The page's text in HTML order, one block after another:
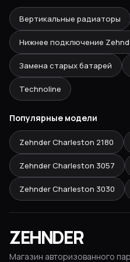
Вертикальные радиаторы
Нижнее подключение
Замена старых батарей
Technoline
Популярные модели
Zehnder Charleston 2180
Zehnder Charleston 3057
Zehnder Charleston 3030
ZEHNDER
Магазин авторизованного